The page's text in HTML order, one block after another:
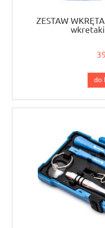
ZESTAW
do